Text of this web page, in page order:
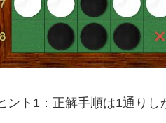
ント1：正解手順は1通りし